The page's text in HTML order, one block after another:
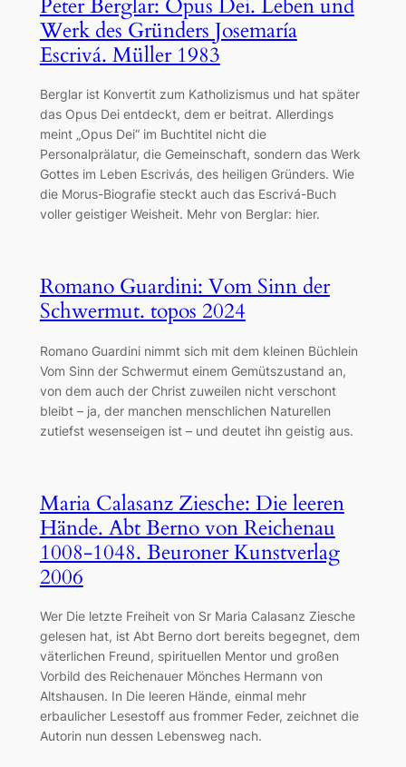
Peter Berglar: Opus Dei. Leben und
Werk des Gründers Josemaría
Escrivá. Müller 1983
Berglar ist Konvertit zum Katholizismus und hat später
das Opus Dei entdeckt, dem er beitrat. Allerdings
meint „Opus Dei“ im Buchtitel nicht die
Personalprälatur, die Gemeinschaft, sondern das Werk
Gottes im Leben Escrivás, des heiligen Gründers. Wie
die Morus-Biografie steckt auch das Escrivá-Buch
voller geistiger Weisheit. Mehr von Berglar: hier.
Romano Guardini: Vom Sinn der
Schwermut. topos 2024
Romano Guardini nimmt sich mit dem kleinen Büchlein
Vom Sinn der Schwermut einem Gemütszustand an,
von dem auch der Christ zuweilen nicht verschont
bleibt – ja, der manchen menschlichen Naturellen
zutiefst wesenseigen ist – und deutet ihn geistig aus.
Maria Calasanz Ziesche: Die leeren
Hände. Abt Berno von Reichenau
1008-1048. Beuroner Kunstverlag
2006
Wer Die letzte Freiheit von Sr Maria Calasanz Ziesche
gelesen hat, ist Abt Berno dort bereits begegnet, dem
väterlichen Freund, spirituellen Mentor und großen
Vorbild des Reichenauer Mönches Hermann von
Altshausen. In Die leeren Hände, einmal mehr
erbaulicher Lesestoff aus frommer Feder, zeichnet die
Autorin nun dessen Lebensweg nach.